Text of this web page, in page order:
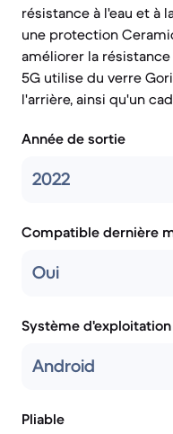
résistance à l'eau et à
une protection
améliorer la résistance
5G utilise du verre
l'arrière, ainsi qu'un
Année de sortie
2022
Compatible dernière
Oui
Système d'exploitation
Android
Pliable